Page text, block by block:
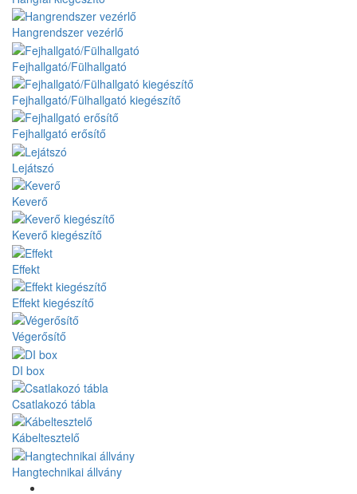
Hangrendszer vezérlő
Fejhallgató/Fülhallgató
Fejhallgató/Fülhallgató kiegészítő
Fejhallgató erősítő
Lejátszó
Keverő
Keverő kiegészítő
Effekt
Effekt kiegészítő
Végerősítő
DI box
Csatlakozó tábla
Kábeltesztelő
Hangtechnikai állvány